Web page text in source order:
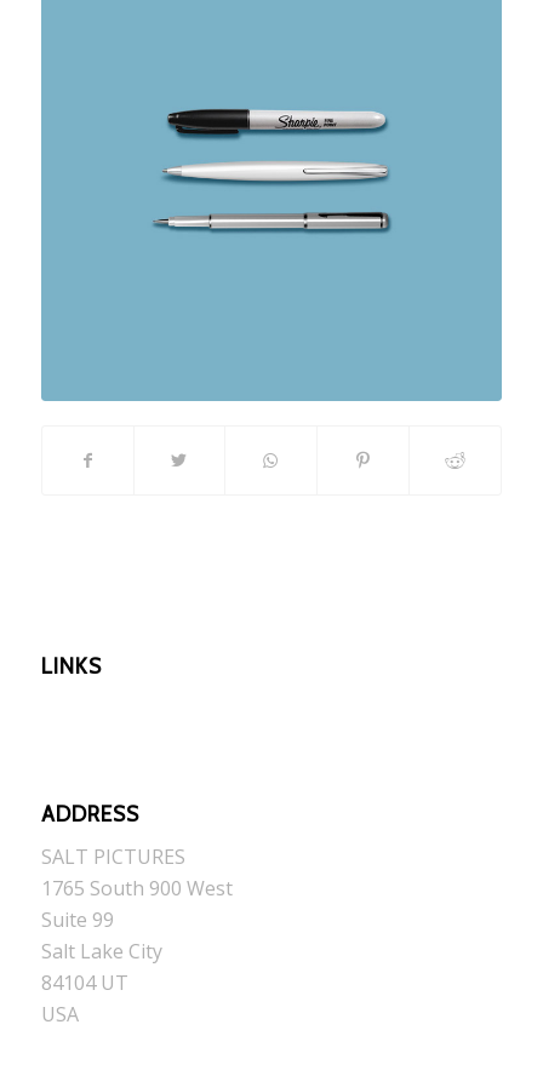
LINKS
ADDRESS
SALT PICTURES
1765 South 900 West
Suite 99
Salt Lake City
84104 UT
USA